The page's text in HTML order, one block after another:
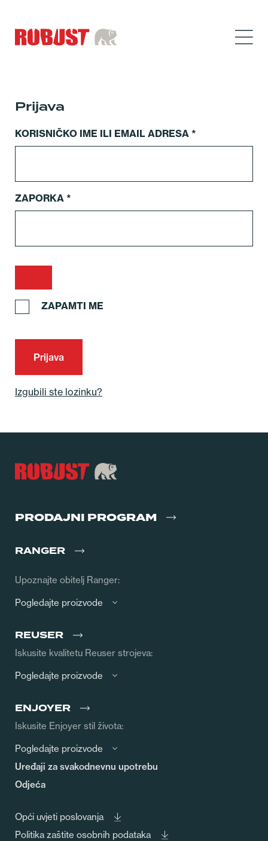
Prijava
KORISNIČKO IME ILI EMAIL ADRESA *
ZAPORKA *
ZAPAMTI ME
Prijava
Izgubili ste lozinku?
PRODAJNI PROGRAM
RANGER
Upoznajte obitelj Ranger:
Pogledajte proizvode
REUSER
Iskusite kvalitetu Reuser strojeva:
Pogledajte proizvode
ENJOYER
Iskusite Enjoyer stil života:
Pogledajte proizvode
Uređaji za svakodnevnu upotrebu
Odjeća
Opći uvjeti poslovanja
Politika zaštite osobnih podataka